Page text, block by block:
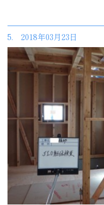
5. 2018年03月23日